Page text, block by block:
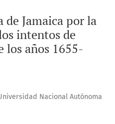
de Jamaica por la
intentos de
los años 1655-
Nacional Autónoma